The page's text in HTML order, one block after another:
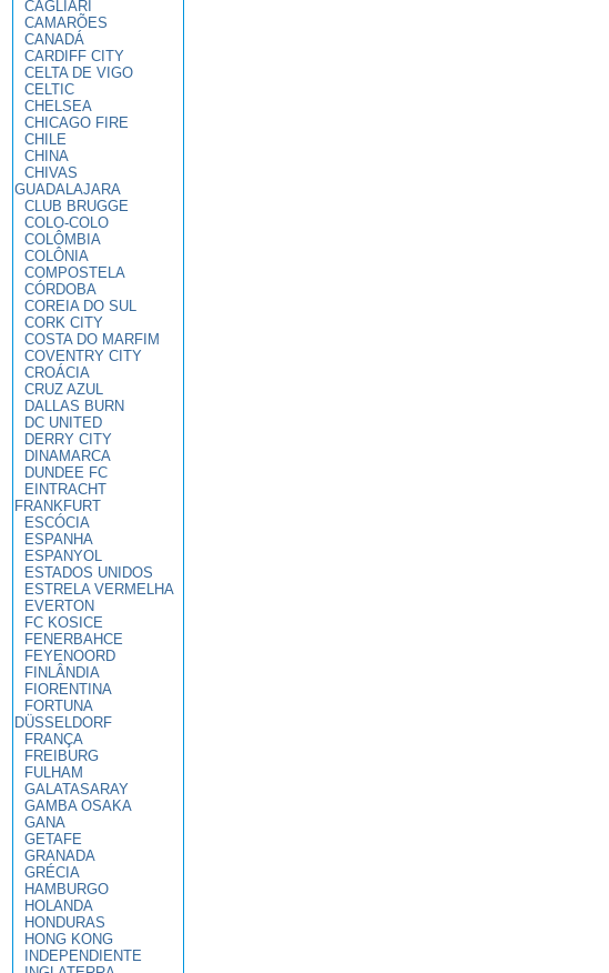
CAGLIARI
CAMARÕES
CANADÁ
CARDIFF CITY
CELTA DE VIGO
CELTIC
CHELSEA
CHICAGO FIRE
CHILE
CHINA
CHIVAS
GUADALAJARA
CLUB BRUGGE
COLO-COLO
COLÔMBIA
COLÔNIA
COMPOSTELA
CÓRDOBA
COREIA DO SUL
CORK CITY
COSTA DO MARFIM
COVENTRY CITY
CROÁCIA
CRUZ AZUL
DALLAS BURN
DC UNITED
DERRY CITY
DINAMARCA
DUNDEE FC
EINTRACHT
FRANKFURT
ESCÓCIA
ESPANHA
ESPANYOL
ESTADOS UNIDOS
ESTRELA VERMELHA
EVERTON
FC KOSICE
FENERBAHCE
FEYENOORD
FINLÂNDIA
FIORENTINA
FORTUNA
DÜSSELDORF
FRANÇA
FREIBURG
FULHAM
GALATASARAY
GAMBA OSAKA
GANA
GETAFE
GRANADA
GRÉCIA
HAMBURGO
HOLANDA
HONDURAS
HONG KONG
INDEPENDIENTE